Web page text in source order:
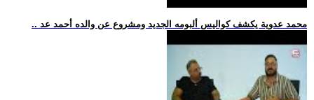
.. محمد عدوية يكشف كواليس ألبومه الجديد ومشروع عن والده أحمد عد